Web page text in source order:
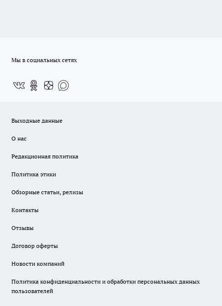
Мы в социальных сетях
Выходные данные
О нас
Редакционная политика
Политика этики
Обзорные статьи, релизы
Контакты
Отзывы
Договор оферты
Новости компаний
Политика конфиденциальности и обработки персональных данных
пользователей